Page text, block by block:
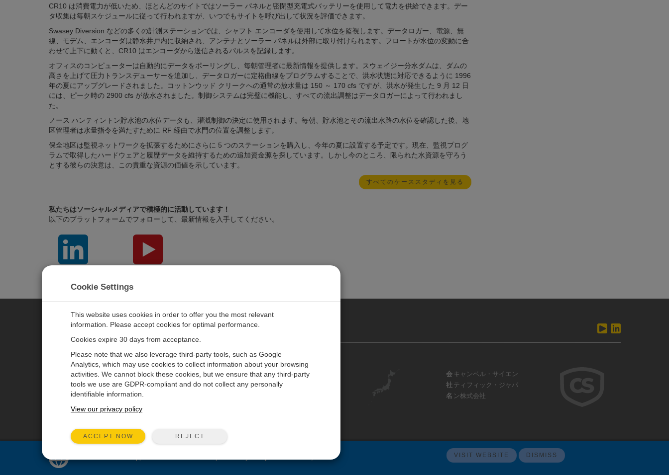
CR10 は消費電力が低いため、ほとんどのサイトではソーラー パネルと密閉型充電式バッテリーを使用して電力を供給できます。デー
タ収集は毎朝スケジュールに従って行われますが、いつでもサイトを呼び出して状況を評価できます。
Swasey Diversion などの多くの計測ステーションでは、シャフト エンコーダを使用して水位を監視します。データロガー、電源、無
線、モデム、エンコーダは静水井戸内に収納され、アンテナとソーラー パネルは外部に取り付けられます。フロートが水位の変動に合
わせて上下に動くと、CR10 はエンコーダから送信されるパルスを記録します。
オフィスのコンピューターは自動的にデータをポーリングし、毎朝管理者に最新情報を提供します。スウェイジー分水ダムは、ダムの
高さを上げて圧力トランスデューサーを追加し、データロガーに定格曲線をプログラムすることで、洪水状態に対応できるように 1996
年の夏にアップグレードされました。コットンウッド クリークへの通常の放水量は 150 ～ 170 cfs ですが、洪水が発生した 9 月 12 日
には、ピーク時の 2900 cfs が放水されました。制御システムは完璧に機能し、すべての流出調整はデータロガーによって行われまし
た。
ノース ハンティントン貯水池の水位データも、灌漑制御の決定に使用されます。毎朝、貯水池とその流出水路の水位を確認した後、地
区管理者は水量指令を満たすために RF 経由で水門の位置を調整します。
保全地区は監視ネットワークを拡張するためにさらに 5 つのステーションを購入し、今年の夏に設置する予定です。現在、監視プログ
ラムで取得したハードウェアと履歴データを維持するための追加資金源を探しています。しかし今のところ、限られた水資源を守ろう
とする彼らの決意は、この貴重な資源の価値を示しています。
すべてのケーススタディを見る
私たちはソーシャルメディアで積極的に活動しています！
以下のプラットフォームでフォローして、最新情報を入手してください。
CAMPBELL SCIENTIFIC JAPAN
ソリューション
サポート
ニュースルーム
パートナー
お問い合わせ
キャリア
会
社
名
キャンベル・サイエン
ティフィック・ジャパ
ン株式会社
ウェブサイトフィードバック
© 2026 Campbell Scientific Japan
VISIT WEBSITE DISMISS
Cookie Settings
This website uses cookies in order to offer you the most relevant
information. Please accept cookies for optimal performance.
Cookies expire 30 days from acceptance.
Please note that we also leverage third-party tools, such as Google
Analytics, which may use cookies to collect information about your browsing
activities. We cannot block these cookies, but we ensure that any third-party
tools we use are GDPR-compliant and do not collect any personally
identifiable information.
View our privacy policy
ACCEPT NOW REJECT